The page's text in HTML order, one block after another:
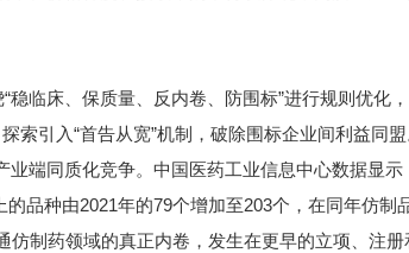
临床、保质量、反内卷、防围标”进行规则优化
引入“首告从宽”机制，破除围标企业间利益同盟
同质化竞争。中国医药工业信息中心数据显示
品种由2021年的79个增加至203个，在同年仿制
制药领域的真正内卷，发生在更早的立项、注册